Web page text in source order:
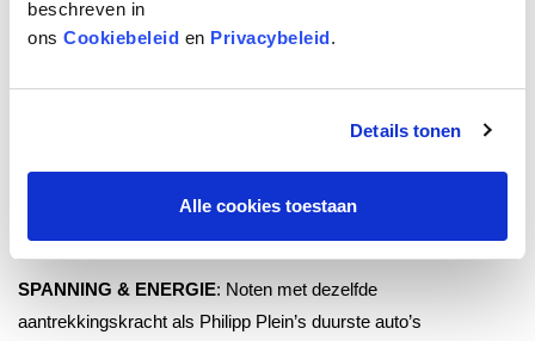
beschreven in
ons Cookiebeleid en Privacybeleid.
Details tonen
Alle cookies toestaan
“PHILIPP PLEIN NO LIMIT$ is een storm van seks, energie,
geld en spierkracht. Ik wilde in deze geur Philipp’s onuitputtelijke
SPANNING & ENERGIE: Noten met dezelfde
aantrekkingskracht als Philipp Plein’s duurste auto’s